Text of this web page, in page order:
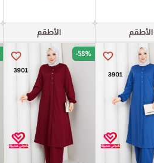
الأطقم
favorite_border
الأطقم
favorite_border -58%